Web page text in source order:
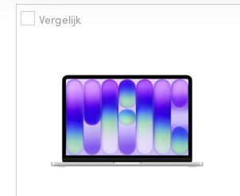
Vergelijk